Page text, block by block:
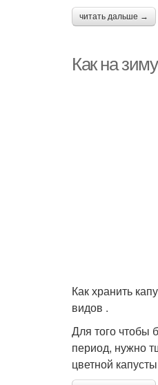
читать дальше →
Как на
Как хранить
видов .
Для того чтобы
период, нужно
цветной